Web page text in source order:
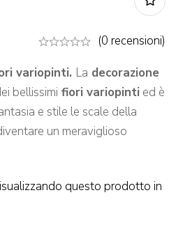
(0 recensioni)
variopinti. La decorazione
bellissimi fiori variopinti ed è
e stile le scale della
un meraviglioso
questo prodotto in